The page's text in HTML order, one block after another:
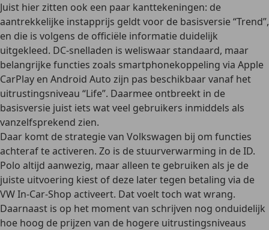
Juist hier zitten ook een paar kanttekeningen: de
aantrekkelijke instapprijs geldt voor de basisversie “Trend”,
en die is volgens de officiële informatie duidelijk
uitgekleed. DC-snelladen is weliswaar standaard, maar
belangrijke functies zoals smartphonekoppeling via Apple
CarPlay en Android Auto zijn pas beschikbaar vanaf het
uitrustingsniveau “Life”. Daarmee ontbreekt in de
basisversie juist iets wat veel gebruikers inmiddels als
vanzelfsprekend zien.
Daar komt de strategie van Volkswagen bij om functies
achteraf te activeren. Zo is de stuurverwarming in de ID.
Polo altijd aanwezig, maar alleen te gebruiken als je de
juiste uitvoering kiest of deze later tegen betaling via de
VW In-Car-Shop activeert. Dat voelt toch wat wrang.
Daarnaast is op het moment van schrijven nog onduidelijk
hoe hoog de prijzen van de hogere uitrustingsniveaus